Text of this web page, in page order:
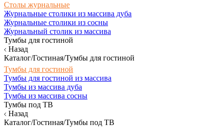
Столы журнальные
Журнальные столики из массива дуба
Журнальные столики из сосны
Журнальный столик из массива
Тумбы для гостиной
Назад
Каталог/Гостиная/Тумбы для гостиной
Тумбы для гостиной
Тумбы для гостиной из массива
Тумбы из массива дуба
Тумбы из массива сосны
Тумбы под ТВ
Назад
Каталог/Гостиная/Тумбы под ТВ